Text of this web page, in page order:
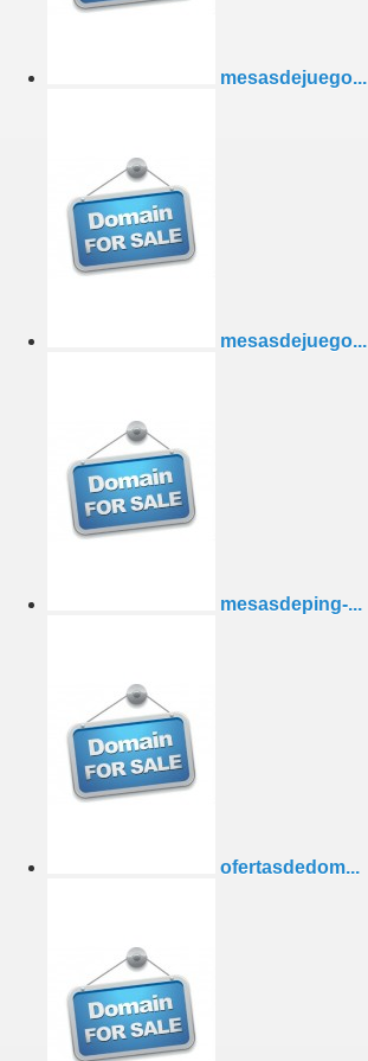
mesasdejuego...
mesasdejuego...
mesasdeping-...
ofertasdedom...